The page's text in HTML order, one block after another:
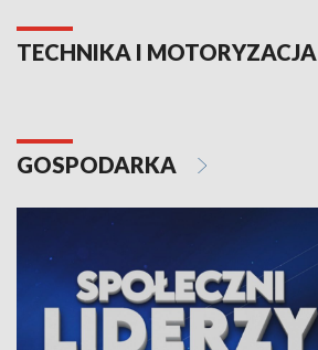
TECHNIKA I MOTORYZACJA
GOSPODARKA